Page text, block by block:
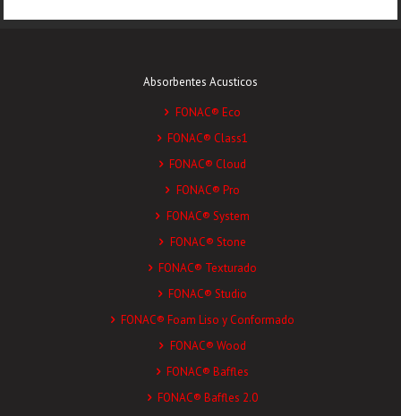
Absorbentes Acusticos
FONAC® Eco
FONAC® Class1
FONAC® Cloud
FONAC® Pro
FONAC® System
FONAC® Stone
FONAC® Texturado
FONAC® Studio
FONAC® Foam Liso y Conformado
FONAC® Wood
FONAC® Baffles
FONAC® Baffles 2.0